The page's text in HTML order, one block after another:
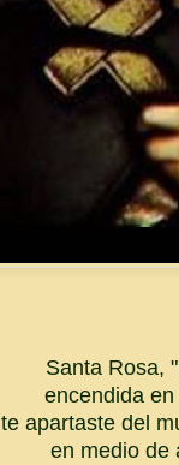
Santa Rosa,
encendida
te apartaste del
en medio de